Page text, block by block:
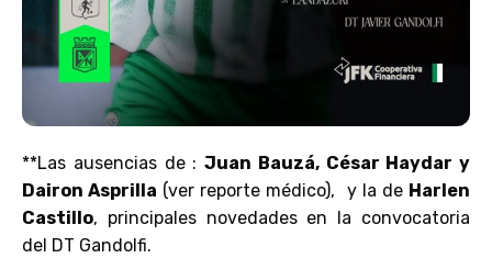
**Las ausencias de : Juan Bauzá, César Haydar y
Dairon Asprilla (ver reporte médico), y la de Harlen
Castillo, principales novedades en la convocatoria
del DT Gandolfi.